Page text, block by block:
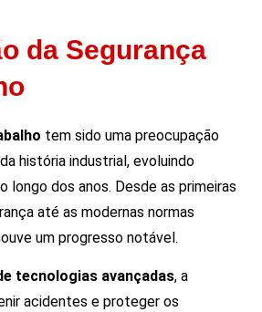
da Segurança
tem sido uma preocupação
história industrial, evoluindo
longo dos anos. Desde as primeiras
até as modernas normas
um progresso notável.
tecnologias avançadas, a
acidentes e proteger os